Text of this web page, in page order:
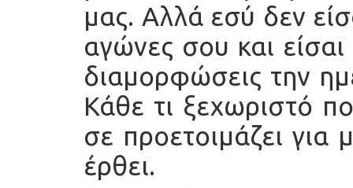
μας. Αλλά εσύ δεν
αγώνες σου και
διαμορφώσεις την
Κάθε τι ξεχωριστό
σε προετοιμάζει για
έρθει.